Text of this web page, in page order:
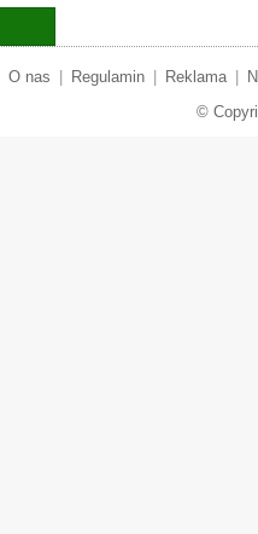
O nas Regulamin Reklama
©